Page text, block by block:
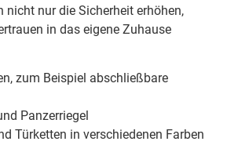
nicht nur die Sicherheit erhöhen,
in das eigene Zuhause
zum Beispiel abschließbare
Panzerriegel
Türketten in verschiedenen Farben